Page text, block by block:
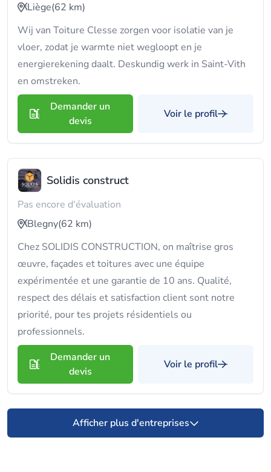
Liège(62 km)
Wij van Toiture Clesse zorgen voor isolatie van je
vloer, zodat je warmte niet wegloopt en je
energierekening daalt. Deskundig werk in Saint-Vith
en omstreken.
Demander un
devis
Voir le profil
Solidis construct
Pas encore d'évaluation
Blegny(62 km)
Chez SOLIDIS CONSTRUCTION, on maîtrise gros
œuvre, façades et toitures avec une équipe
expérimentée et une garantie de 10 ans. Qualité,
respect des délais et satisfaction client sont notre
priorité, pour tes projets résidentiels ou
professionnels.
Demander un
devis
Voir le profil
Afficher plus d'entreprises